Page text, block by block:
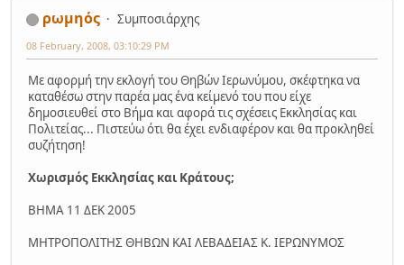
ρωμηός Συμποσιάρχης
08 February, 2008, 03:10:29 PM
Με αφορμή την εκλογή του Θηβών Ιερωνύμου, σκέφτηκα να
καταθέσω στην παρέα μας ένα κείμενό του που είχε
δημοσιευθεί στο Βήμα και αφορά τις σχέσεις Εκκλησίας και
Πολιτείας... Πιστεύω ότι θα έχει ενδιαφέρον και θα προκληθεί
συζήτηση!
Χωρισμός Εκκλησίας και Κράτους;
ΒΗΜΑ 11 ΔΕΚ 2005
ΜΗΤΡΟΠΟΛΙΤΗΣ ΘΗΒΩΝ KAI ΛΕΒΑΔΕΙΑΣ K. ΙΕΡΩΝΥΜΟΣ